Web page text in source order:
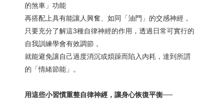
的煞車」功能
再搭配上具有能讓人興奮、如同「油門」的交感神經，
只要充分了解這3種自律神經的作用，透過日常可實行的
自我訓練學會有效調節，
就能避免讓自己過度消沉或煩躁而陷入內耗，達到所謂
的「情緒節能」。
用這些小習慣重整自律神經，讓身心恢復平衡──